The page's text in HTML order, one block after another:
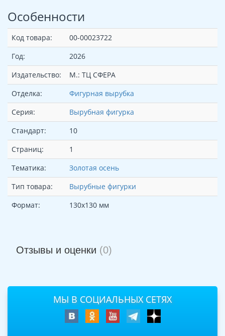
Особенности
Код товара:
00-00023722
Год:
2026
Издательство:
М.: ТЦ СФЕРА
Отделка:
Фигурная вырубка
Серия:
Вырубная фигурка
Стандарт:
10
Страниц:
1
Тематика:
Золотая осень
Тип товара:
Вырубные фигурки
Формат:
130х130 мм
Отзывы и оценки (0)
МЫ В СОЦИАЛЬНЫХ СЕТЯХ